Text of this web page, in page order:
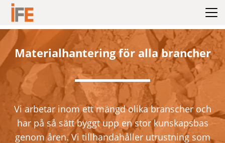
Hoppa till innehållet
Materialhantering för alla brancher
Vi arbetar inom ett mängd olika branscher och
har på så sätt byggt upp en stor kunskapsbas
genom åren. Vi tillhandahåller utrustning som